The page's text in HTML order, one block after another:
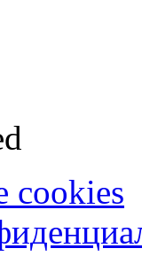
cookies